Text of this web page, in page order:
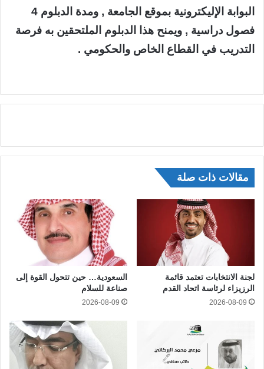
البوابة الإليكترونية بموقع الجامعة , ومدة الدبلوم 4
فصول دراسية , ويمنح هذا الدبلوم الملتحقين به فرصة
التدريب في القطاع الخاص والحكومي .
مقالات ذات صلة
لجنة الانتخابات تعتمد قائمة
الرزيزاء لرئاسة اتحاد القدم
2026-08-09
السعودية… حين تتحول القوة إلى
صناعة للسلام
2026-08-09